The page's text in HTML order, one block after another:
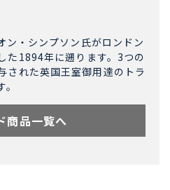
ン・シンプソン氏がロンドン
た1894年に遡ります。3つの
された英国王室御用達のトラ
商品一覧へ